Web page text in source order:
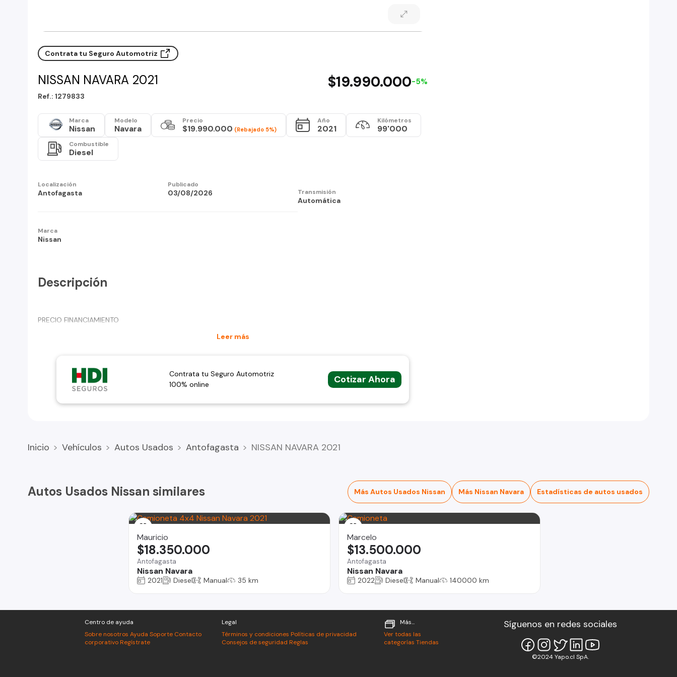
Contrata tu Seguro Automotriz
NISSAN NAVARA 2021 $19.990.000-5%
Ref.: 1279833
Marca
Nissan
Modelo
Navara
Precio
$19.990.000 (Rebajado 5%)
Año
2021
Kilómetros
99'000
Combustible
Diesel
Localización
Antofagasta
Publicado
03/08/2026 Transmisión
Automática
Marca
Nissan
Descripción
PRECIO FINANCIAMIENTO
Leer más
Contrata tu Seguro Automotriz
100% online
Cotizar Ahora
Inicio Vehículos Autos Usados Antofagasta NISSAN NAVARA 2021
Autos Usados Nissan similares Más Autos Usados Nissan Más Nissan Navara Estadísticas de autos usados
Mauricio
Antofagasta
Nissan Navara
$18.350.000
2021 Diesel Manual 35 km
Marcelo
Antofagasta
Nissan Navara
$13.500.000
2022 Diesel Manual 140000 km
Centro de ayuda
Sobre nosotros Ayuda Soporte Contacto
corporativo Regístrate
Legal
Términos y condiciones Políticas de privacidad
Consejos de seguridad Reglas
Más...
Ver todas las
categorías Tiendas
Síguenos en redes sociales
©2024 Yapo.cl SpA.